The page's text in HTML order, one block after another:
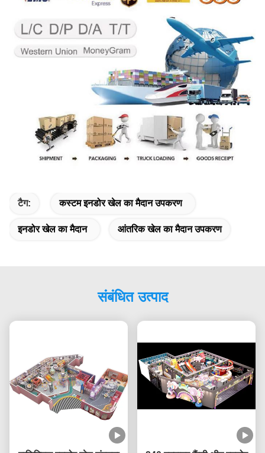
टैग: कस्टम इनडोर खेल का मैदान उपकरण
इनडोर खेल का मैदान आंतरिक खेल का मैदान उपकरण
संबंधित उत्पाद